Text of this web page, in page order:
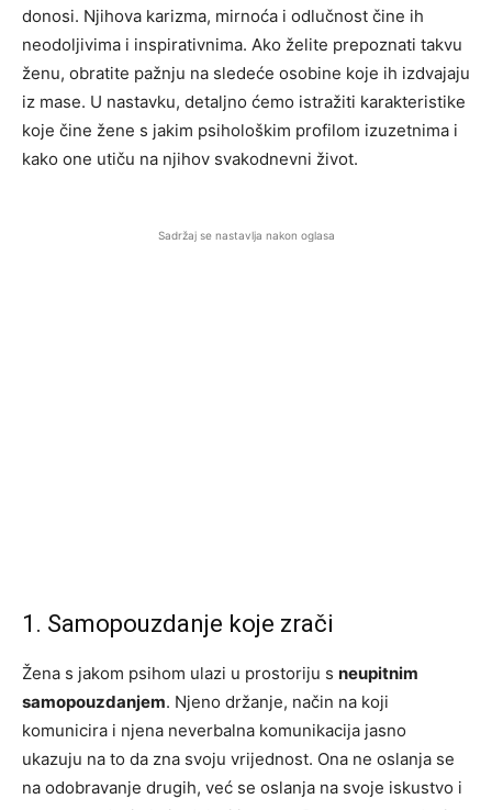
donosi. Njihova karizma, mirnoća i odlučnost čine ih
neodoljivima i inspirativnima. Ako želite prepoznati takvu
ženu, obratite pažnju na sledeće osobine koje ih izdvajaju
iz mase. U nastavku, detaljno ćemo istražiti karakteristike
koje čine žene s jakim psihološkim profilom izuzetnima i
kako one utiču na njihov svakodnevni život.
Sadržaj se nastavlja nakon oglasa
1. Samopouzdanje koje zrači
Žena s jakom psihom ulazi u prostoriju s neupitnim
samopouzdanjem. Njeno držanje, način na koji
komunicira i njena neverbalna komunikacija jasno
ukazuju na to da zna svoju vrijednost. Ona ne oslanja se
na odobravanje drugih, već se oslanja na svoje iskustvo i